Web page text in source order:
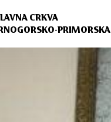
CRKVA
PRIMORSKA